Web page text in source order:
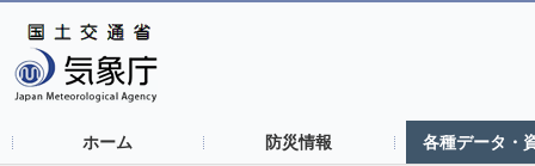
ホーム 防災情報 各種データ・